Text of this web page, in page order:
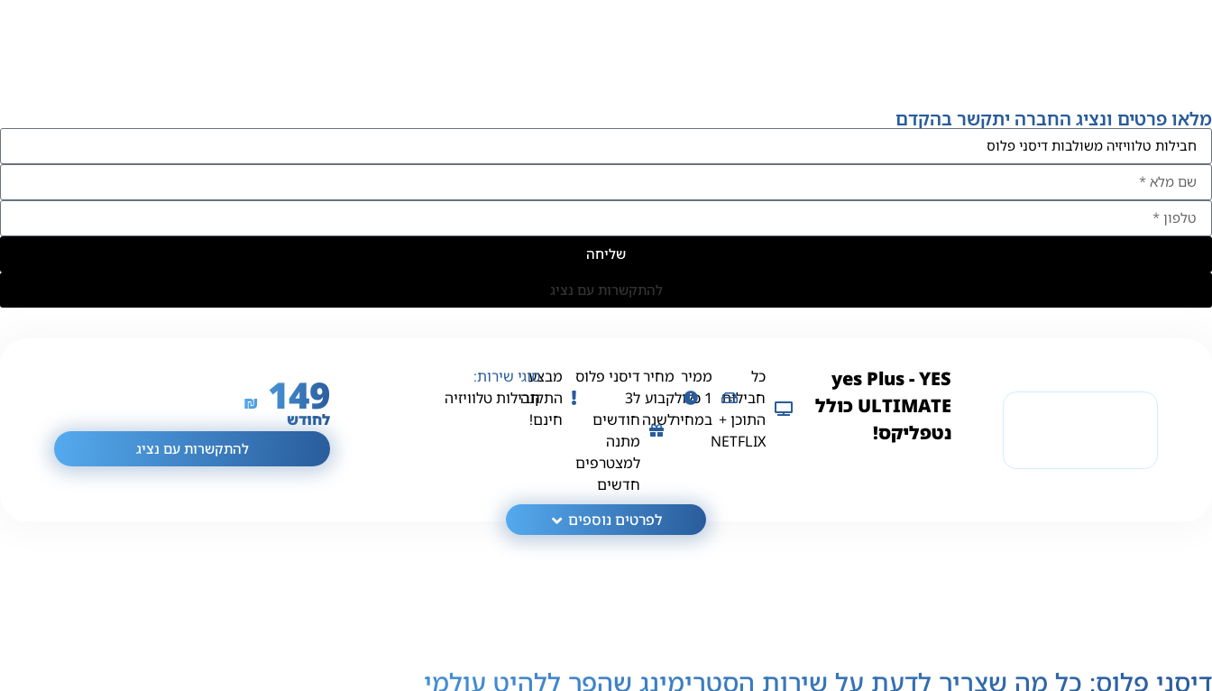
מלאו פרטים ונציג החברה יתקשר בהקדם
שליחה
להתקשרות עם נציג
YES ‏- ‏yes Plus
ULTIMATE כולל
נטפליקס!
כל
חבילות
התוכן +
NETFLIX
ממיר
1 כלול
במחיר
מחיר
קבוע
לשנה
דיסני פלוס
ל3
חודשים
מתנה
למצטרפים
חדשים
מבצע
התקנה
חינם!
סוגי שירות:
חבילות טלוויזיה
149
₪
לחודש
להתקשרות עם נציג
לפרטים נוספים
דיסני פלוס: כל מה שצריך לדעת על שירות הסטרימינג שהפך ללהיט עולמי